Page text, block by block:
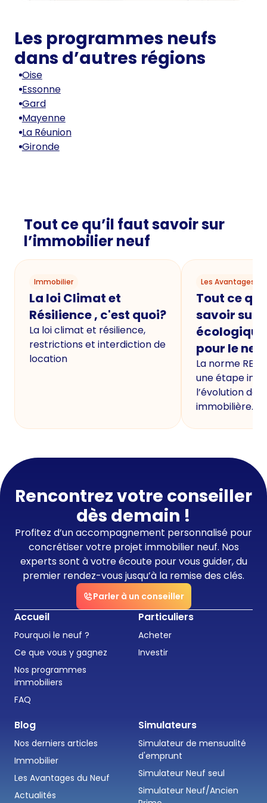
Les programmes neufs
dans d’autres régions
Oise
Essonne
Gard
Mayenne
La Réunion
Gironde
Tout ce qu’il faut savoir sur
l’immobilier neuf
Immobilier
La loi Climat et
Résilience , c'est quoi?
La loi climat et résilience,
restrictions et interdiction de
location
Les Avantages
Tout ce
savoir sur
écologique
pour le
La norme
une étape
l’évolution de
immobilière.
Rencontrez votre conseiller
dès demain !
Profitez d’un accompagnement personnalisé pour
concrétiser votre projet immobilier neuf. Nos
experts sont à votre écoute pour vous guider, du
premier rendez-vous jusqu’à la remise des clés.
Parler à un conseiller
Accueil
Pourquoi le neuf ?
Ce que vous y gagnez
Nos programmes
immobiliers
FAQ
Particuliers
Acheter
Investir
Blog
Nos derniers articles
Immobilier
Les Avantages du Neuf
Actualités
Simulateurs
Simulateur de mensualité
d'emprunt
Simulateur Neuf seul
Simulateur Neuf/Ancien